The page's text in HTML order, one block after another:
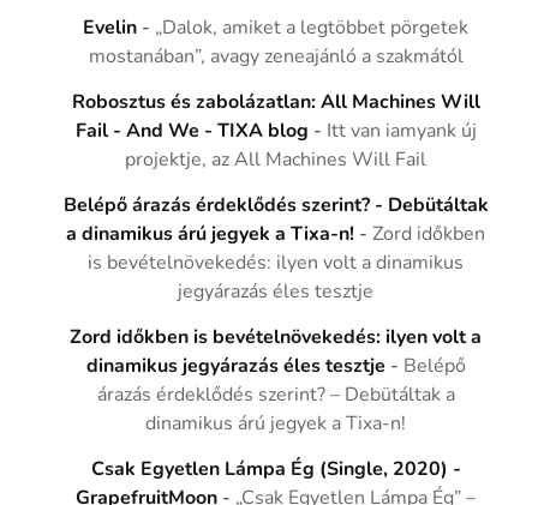
Evelin - „Dalok, amiket a legtöbbet pörgetek
mostanában”, avagy zeneajánló a szakmától
Robosztus és zabolázatlan: All Machines Will
Fail - And We - TIXA blog - Itt van iamyank új
projektje, az All Machines Will Fail
Belépő árazás érdeklődés szerint? - Debütáltak
a dinamikus árú jegyek a Tixa-n! -Zord időkben
is bevételnövekedés: ilyen volt a dinamikus
jegyárazás éles tesztje
Zord időkben is bevételnövekedés: ilyen volt a
dinamikus jegyárazás éles tesztje - Belépő
árazás érdeklődés szerint? – Debütáltak a
dinamikus árú jegyek a Tixa-n!
Csak Egyetlen Lámpa Ég (Single, 2020) -
GrapefruitMoon - „Csak Egyetlen Lámpa Ég” –